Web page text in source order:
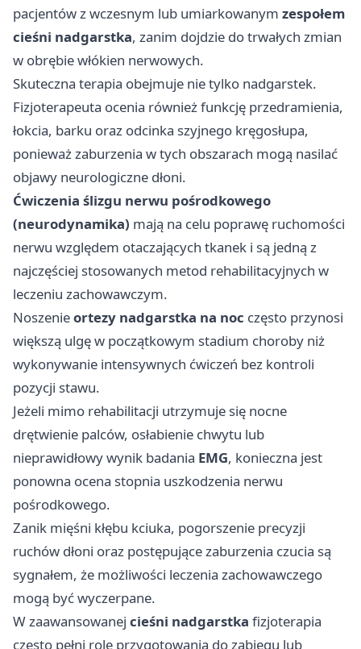
pacjentów z wczesnym lub umiarkowanym zespołem
cieśni nadgarstka, zanim dojdzie do trwałych zmian
w obrębie włókien nerwowych.
Skuteczna terapia obejmuje nie tylko nadgarstek.
Fizjoterapeuta ocenia również funkcję przedramienia,
łokcia, barku oraz odcinka szyjnego kręgosłupa,
ponieważ zaburzenia w tych obszarach mogą nasilać
objawy neurologiczne dłoni.
Ćwiczenia ślizgu nerwu pośrodkowego
(neurodynamika) mają na celu poprawę ruchomości
nerwu względem otaczających tkanek i są jedną z
najczęściej stosowanych metod rehabilitacyjnych w
leczeniu zachowawczym.
Noszenieortezy nadgarstka na noc często przynosi
większą ulgę w początkowym stadium choroby niż
wykonywanie intensywnych ćwiczeń bez kontroli
pozycji stawu.
Jeżeli mimo rehabilitacji utrzymuje się nocne
drętwienie palców, osłabienie chwytu lub
nieprawidłowy wynik badania EMG, konieczna jest
ponowna ocena stopnia uszkodzenia nerwu
pośrodkowego.
Zanik mięśni kłębu kciuka, pogorszenie precyzji
ruchów dłoni oraz postępujące zaburzenia czucia są
sygnałem, że możliwości leczenia zachowawczego
mogą być wyczerpane.
W zaawansowanej cieśni nadgarstka fizjoterapia
często pełni rolę przygotowania do zabiegu lub